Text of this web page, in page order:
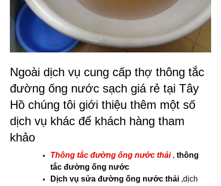
Ngoài dịch vụ cung cấp thợ thông tắc
đường ống nước sạch giá rẻ tại Tây
Hồ chúng tôi giới thiệu thêm một số
dịch vụ khác để khách hàng tham
khảo
Thông tắc đường ống nước thải , thông
tắc đường ống nước
Dịch vụ sửa đường ống nước thải ,dịch